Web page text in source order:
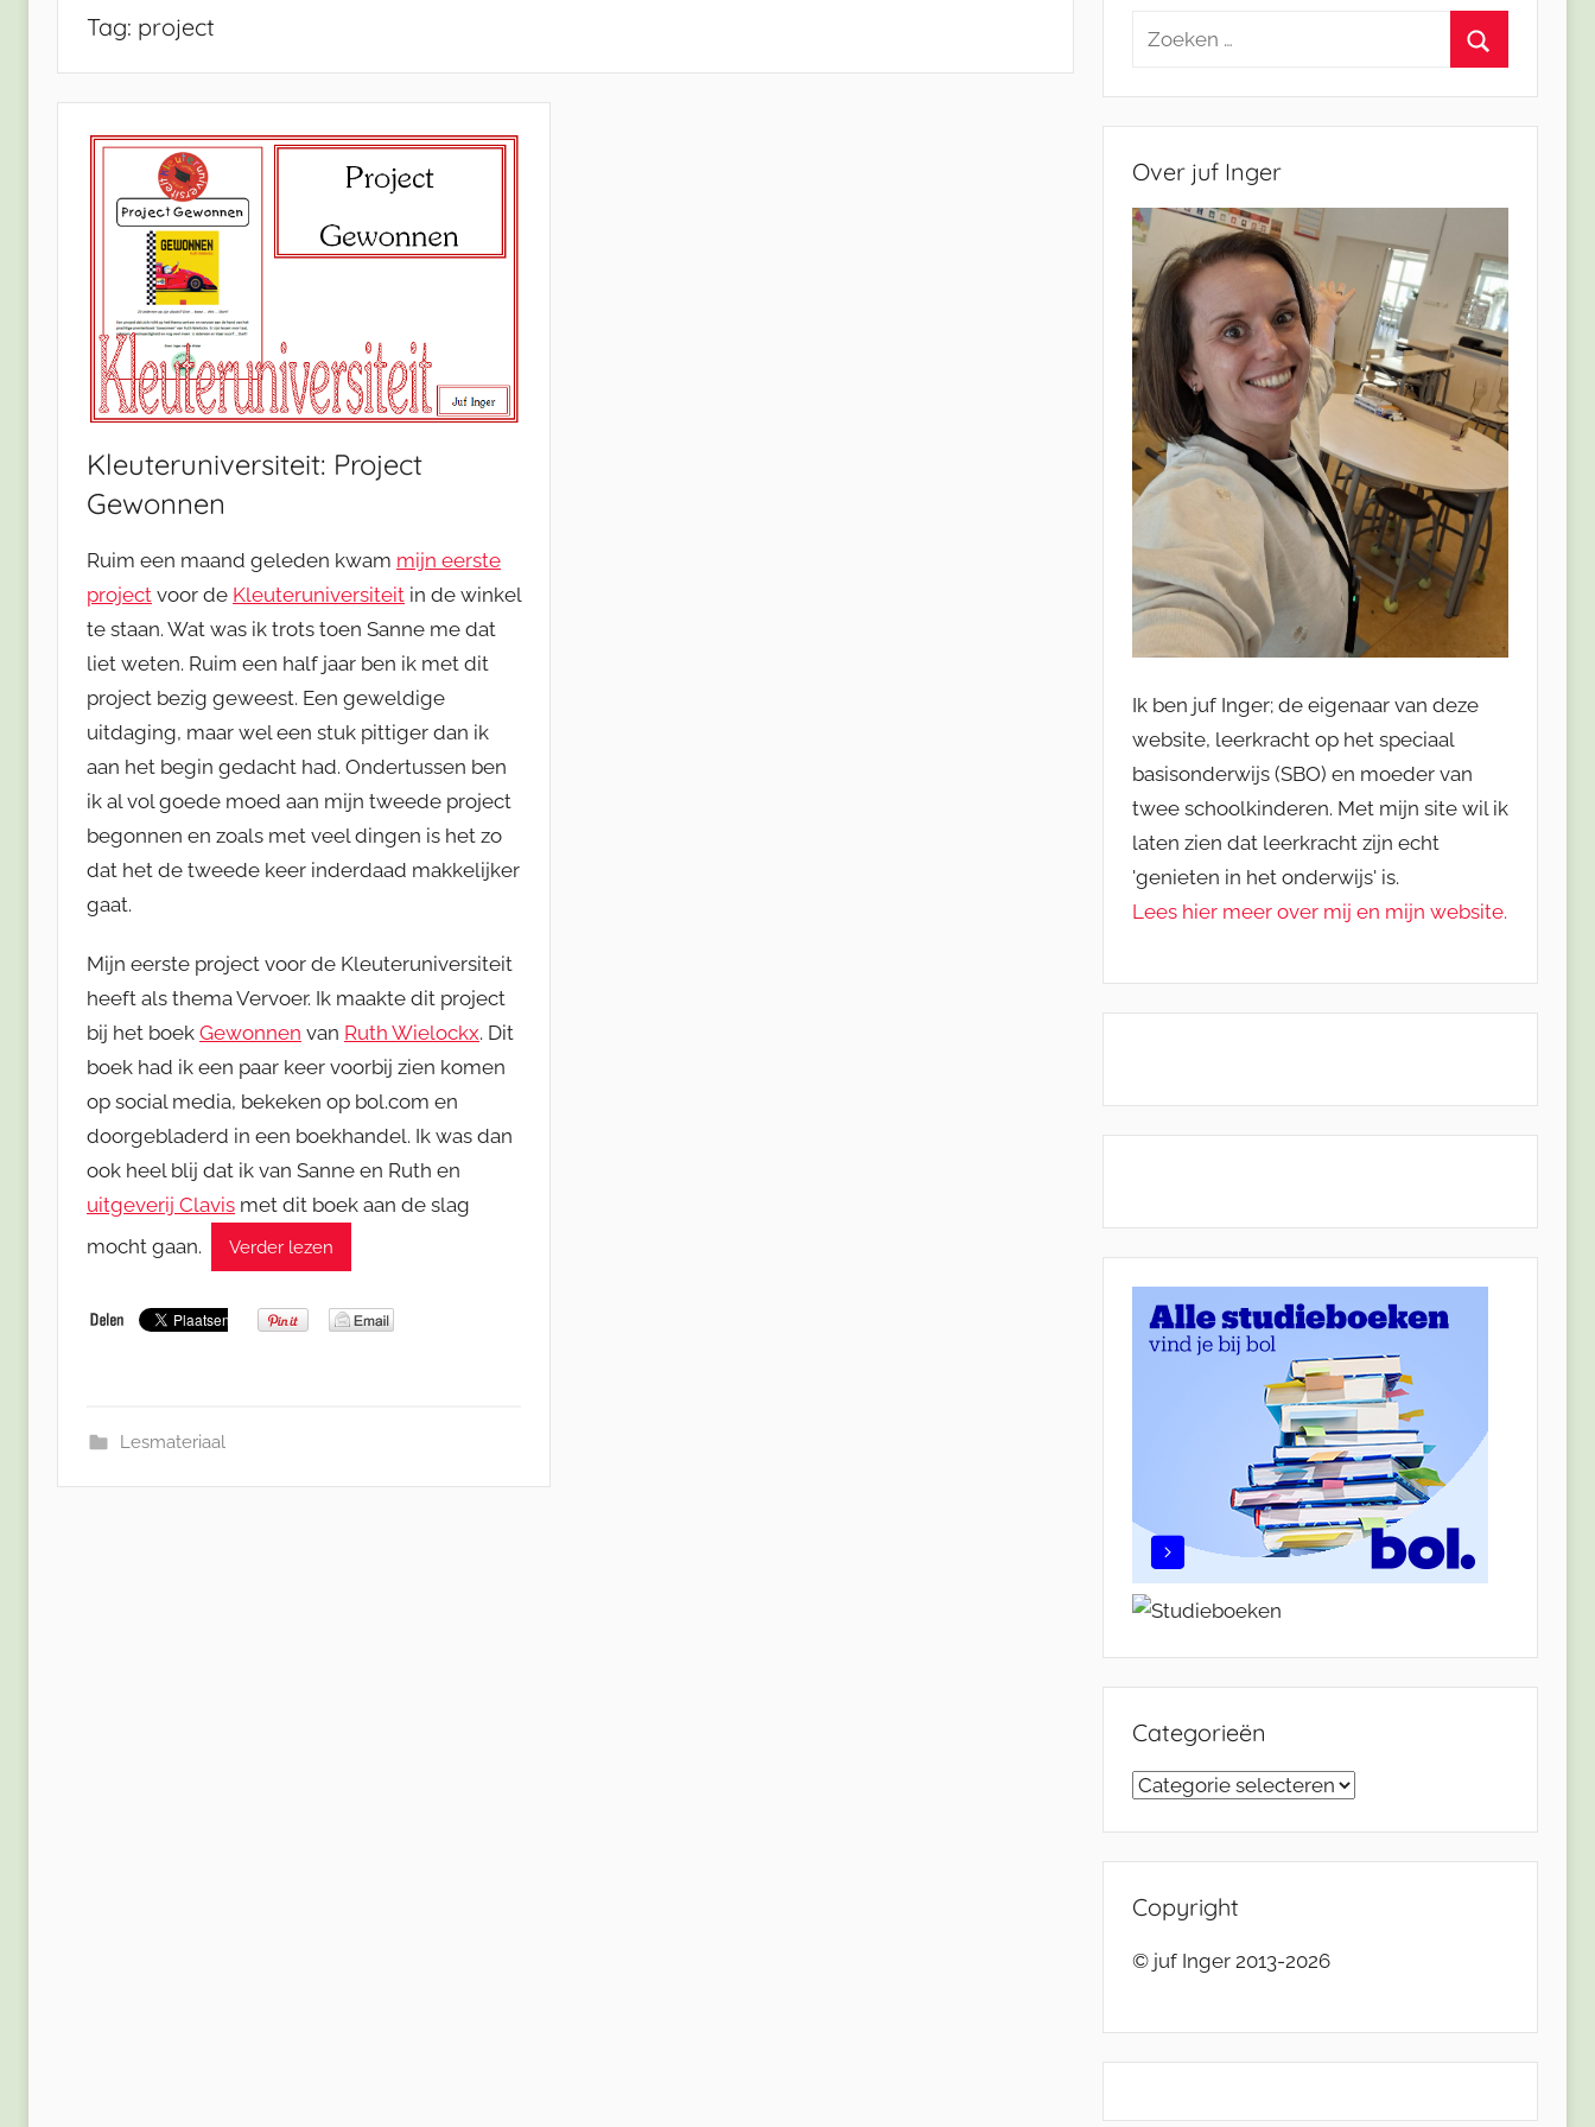
Tag: project
Kleuteruniversiteit: Project
Gewonnen
Ruim een maand geleden kwam mijn eerste
project voor de Kleuteruniversiteit in de winkel
te staan. Wat was ik trots toen Sanne me dat
liet weten. Ruim een half jaar ben ik met dit
project bezig geweest. Een geweldige
uitdaging, maar wel een stuk pittiger dan ik
aan het begin gedacht had. Ondertussen ben
ik al vol goede moed aan mijn tweede project
begonnen en zoals met veel dingen is het zo
dat het de tweede keer inderdaad makkelijker
gaat.
Mijn eerste project voor de Kleuteruniversiteit
heeft als thema Vervoer. Ik maakte dit project
bij het boek Gewonnen van Ruth Wielockx. Dit
boek had ik een paar keer voorbij zien komen
op social media, bekeken op bol.com en
doorgebladerd in een boekhandel. Ik was dan
ook heel blij dat ik van Sanne en Ruth en
uitgeverij Clavis met dit boek aan de slag
mocht gaan.
Verder lezen
Lesmateriaal
Zoeken
Over juf Inger
Ik ben juf Inger; de eigenaar van deze
website, leerkracht op het speciaal
basisonderwijs (SBO) en moeder van
twee schoolkinderen. Met mijn site wil ik
laten zien dat leerkracht zijn echt
'genieten in het onderwijs' is.
Lees hier meer over mij en mijn website.
Categorieën
Categorieën
Copyright
© juf Inger 2013-2026